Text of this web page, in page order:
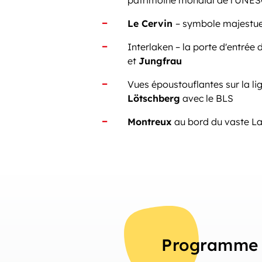
Le Cervin – symbole
Interlaken – la porte d'entrée
et Jungfrau
Vues époustouflantes sur la
Lötschberg avec le BLS
Montreux au bord du vaste